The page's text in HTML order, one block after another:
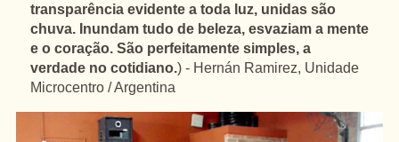
transparência evidente a toda luz, unidas são
chuva. Inundam tudo de beleza, esvaziam a mente
e o coração. São perfeitamente simples, a
verdade no cotidiano.) - Hernán Ramirez, Unidade
Microcentro / Argentina